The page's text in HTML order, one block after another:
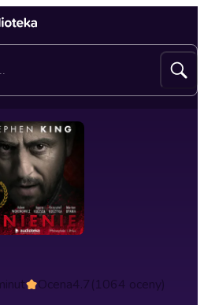
Ocena4.7(1064 oceny)